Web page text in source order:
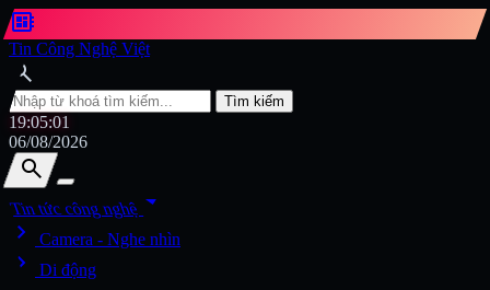
developer_board
Tin Công Nghệ Việt
search
Tìm kiếm
19:05:03
06/08/2026
search
search
Tin tức công nghệarrow_drop_down
chevron_right
Camera - Nghe nhìn
chevron_right Di động